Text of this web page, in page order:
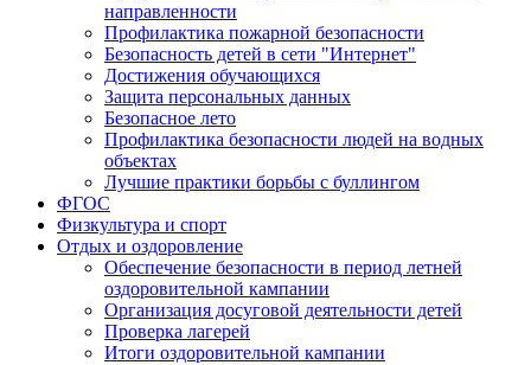
направленности
Профилактика пожарной безопасности
Безопасность детей в сети "Интернет"
Достижения обучающихся
Защита персональных данных
Безопасное лето
Профилактика безопасности людей на водных
объектах
Лучшие практики борьбы с буллингом
ФГОС
Физкультура и спорт
Отдых и оздоровление
Обеспечение безопасности в период летней
оздоровительной кампании
Организация досуговой деятельности детей
Проверка лагерей
Итоги оздоровительной кампании